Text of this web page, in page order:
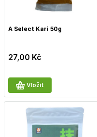
A Select Kari 50g
27,00 Kč
Vložit